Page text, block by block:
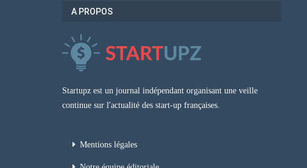
A PROPOS
Startupz est un journal indépendant organisant une veille
continue sur l'actualité des start-up françaises.
Mentions légales